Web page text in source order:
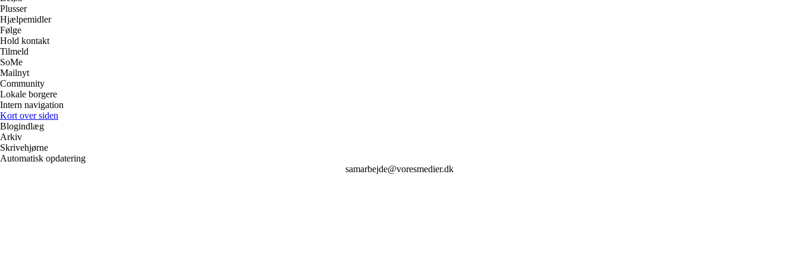
Plusser
Hjælpemidler
Følge
Hold kontakt
Tilmeld
SoMe
Mailnyt
Community
Lokale borgere
Intern navigation
Kort over siden
Blogindlæg
Arkiv
Skrivehjørne
Automatisk opdatering
samarbejde@voresmedier.dk